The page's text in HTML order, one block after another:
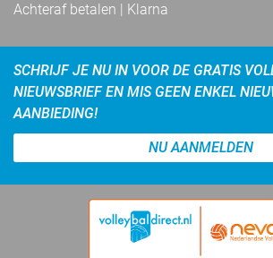
Achteraf betalen | Klarna
SCHRIJF JE NU IN VOOR DE GRATIS
NIEUWSBRIEF EN MIS GEEN ENKEL
AANBIEDING!
NU AANMELDEN